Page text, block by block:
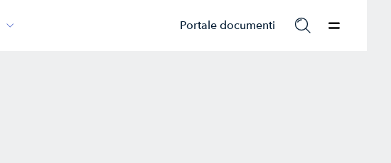
 Portale documenti